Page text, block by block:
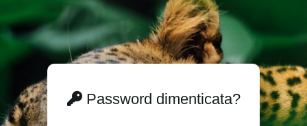
Password dimenticata?